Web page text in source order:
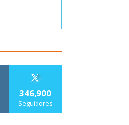
346,900
Seguidores